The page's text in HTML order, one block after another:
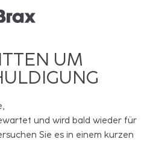
UM
und wird bald wieder für
Sie es in einem kurzen